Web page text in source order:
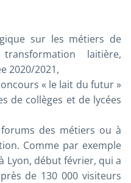
sur les métiers de
laitière,
2020/2021,
« le lait du futur »
de collèges et de lycées
des métiers ou à
Comme par exemple
Lyon, début février, qui a
de 130 000 visiteurs